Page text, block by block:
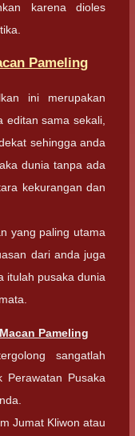
karena dioles
Pameling
ini merupakan
sama sekali,
sehingga anda
dunia tanpa ada
kekurangan dan
yang paling utama
dari anda juga
itulah pusaka dunia
Pameling
sangatlah
Pusaka
Jumat Kliwon atau